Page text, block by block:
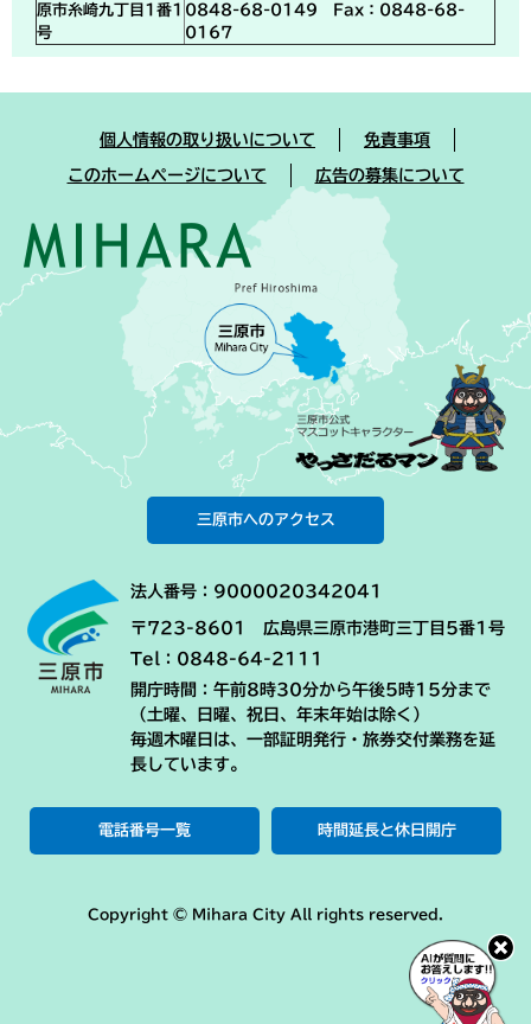
原市糸崎九丁目1番1
号
0848-68-0149 Fax：0848-68-
0167
個人情報の取り扱いについて 免責事項
このホームページについて 広告の募集について
三原市へのアクセス
法人番号：9000020342041
〒723-8601 広島県三原市港町三丁目5番1号
Tel：0848-64-2111
開庁時間：午前8時30分から午後5時15分まで
（土曜、日曜、祝日、年末年始は除く）
毎週木曜日は、一部証明発行・旅券交付業務を延
長しています。
電話番号一覧 時間延長と休日開庁
Copyright © Mihara City All rights reserved.